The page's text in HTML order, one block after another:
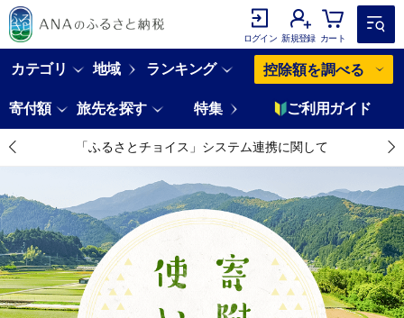
ログイン 新規登録 カート
カテゴリ 地域 ランキング 控除額を調べる
寄付額 旅先を探す 特集 ご利用ガイド
「ふるさとチョイス」システム連携に関して